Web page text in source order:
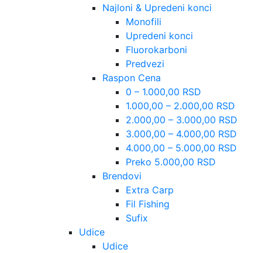
Najloni & Upredeni konci
Monofili
Upredeni konci
Fluorokarboni
Predvezi
Raspon Cena
0 – 1.000,00 RSD
1.000,00 – 2.000,00 RSD
2.000,00 – 3.000,00 RSD
3.000,00 – 4.000,00 RSD
4.000,00 – 5.000,00 RSD
Preko 5.000,00 RSD
Brendovi
Extra Carp
Fil Fishing
Sufix
Udice
Udice